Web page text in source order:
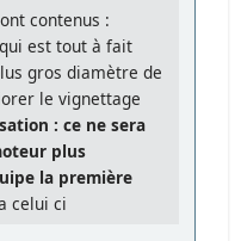
contenus :
est tout à fait
gros diamètre de
le vignettage
: ce ne sera
plus
la première
celui ci